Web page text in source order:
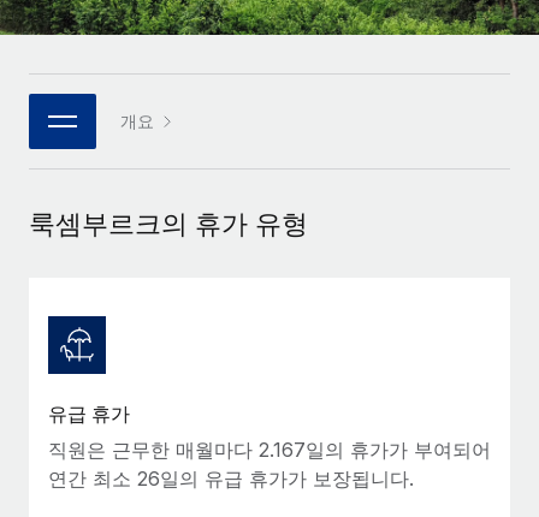
연결 새로운
통합
핵심 비즈니스 도구로 프로세스를 간소화
전문가 상담
신원 조사
채용 후보자 심사 프로세스 간소화
Compliance Watchtower
기기 관리
REMOTE 파트너 되기
플랫폼에 글로벌 HR을 유연하게 통합
Remote와의 파트너십 기회 탐색
Remote Build 곧 제공 예정
사례 연구
직무 설명 라이브러리
이벤트
급여 및 인재 인사이트
모든 리소스 보기
글로벌 급여
한국어
개요
룩셈부르크의 휴가 유형
유급 휴가
직원은 근무한 매월마다 2.167일의 휴가가 부여되어
연간 최소 26일의 유급 휴가가 보장됩니다.